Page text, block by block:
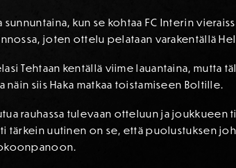
sunnuntaina, kun se kohtaa FC Interin
joten ottelu pelataan varakentällä
Tehtaan kentällä viime lauantaina, mutta
siis Haka matkaa toistamiseen Boltille.
rauhassa tulevaan otteluun ja
tärkein uutinen on se, että puolustuksen